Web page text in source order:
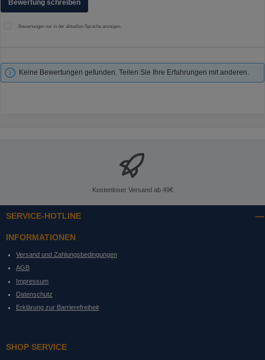
Bewertung schreiben
Bewertungen nur in der aktuellen Sprache anzeigen.
Keine Bewertungen gefunden. Teilen Sie Ihre Erfahrungen mit anderen.
Kostenloser Versand ab 49€
SERVICE-HOTLINE
INFORMATIONEN
Versand und Zahlungsbedingungen
AGB
Impressum
Datenschutz
Erklärung zur Barrierefreiheit
SHOP SERVICE